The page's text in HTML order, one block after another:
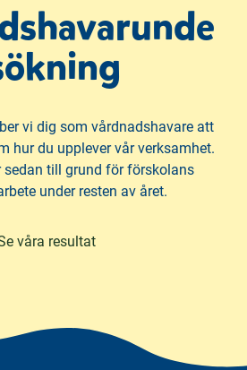
vi dig som vårdnadshavare att
hur du upplever vår verksamhet.
sedan till grund för förskolans
under resten av året.
våra resultat